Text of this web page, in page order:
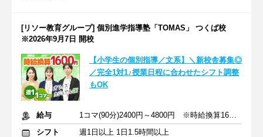
[リソー教育グループ] 個別進学指導塾「TOMAS」 つくば校
※2026年9月7日 開校
【小学生の個別指導／文系】＼新校舎募集◎
／完全1対1♪授業日程に合わせたシフト調整
もOK
給与
1コマ(90分)2400円～4800円 ※時給換算1600円～3200円
シフト
週1日以上 1日1.5時間以上